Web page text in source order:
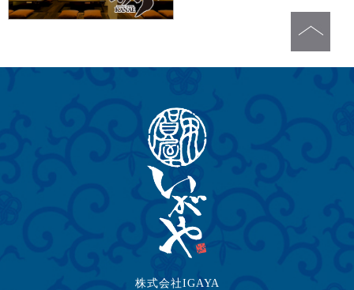
株式会社IGAYA